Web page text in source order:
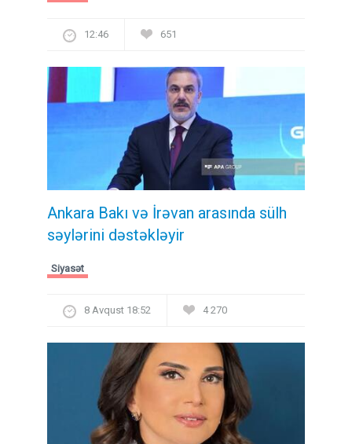
12:46 651
Ankara Bakı və İrəvan arasında sülh
səylərini dəstəkləyir
Siyasət
8 Avqust 18:52 4 270